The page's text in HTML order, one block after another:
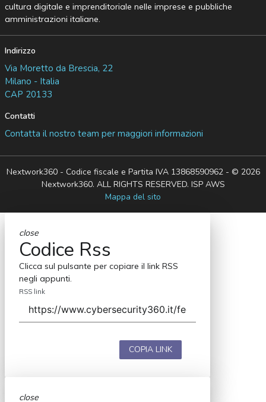
cultura digitale e imprenditoriale nelle imprese e pubbliche
amministrazioni italiane.
Indirizzo
Via Moretto da Brescia, 22
Milano - Italia
CAP 20133
Contatti
Contatta il nostro team per maggiori informazioni
Nextwork360 - Codice fiscale e Partita IVA 13868590962 - © 2026
Nextwork360. ALL RIGHTS RESERVED. ISP AWS
Mappa del sito
close
Codice Rss
Clicca sul pulsante per copiare il link RSS
negli appunti.
RSS link
COPIA LINK
close